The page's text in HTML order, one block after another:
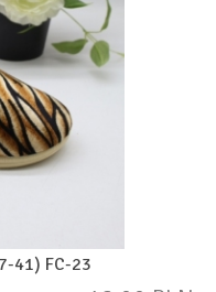
41) FC-23